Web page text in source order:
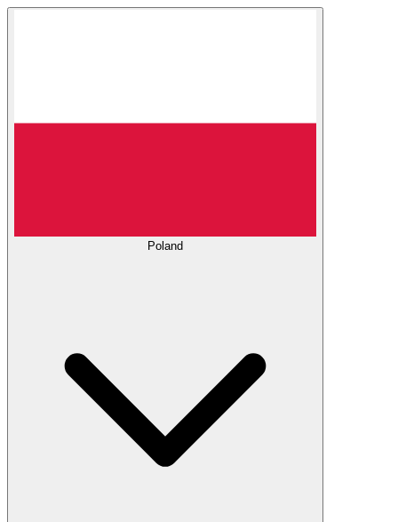
Poland